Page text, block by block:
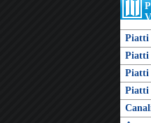
Piatti
Piatti
Piatti
Piatti